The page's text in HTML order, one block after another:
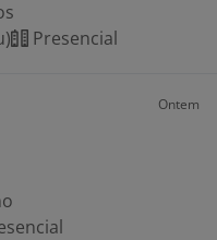
Presencial
Ontem